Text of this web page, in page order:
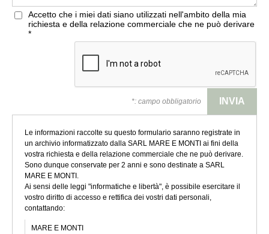
Accetto che i miei dati siano utilizzati nell'ambito della mia
richiesta e della relazione commerciale che ne può derivare
*
*: campo obbligatorio
Le informazioni raccolte su questo formulario saranno registrate in
un archivio informatizzato dalla SARL MARE E MONTI ai fini della
vostra richiesta e della relazione commerciale che ne può derivare.
Sono dunque conservate per 2 anni e sono destinate a SARL
MARE E MONTI.
Ai sensi delle leggi "informatiche e libertà", è possibile esercitare il
vostro diritto di accesso e rettifica dei vostri dati personali,
contattando:
MARE E MONTI